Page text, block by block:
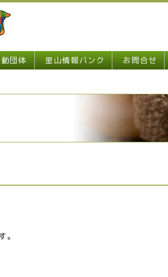
団体 里山情報バンク お問合せ
。